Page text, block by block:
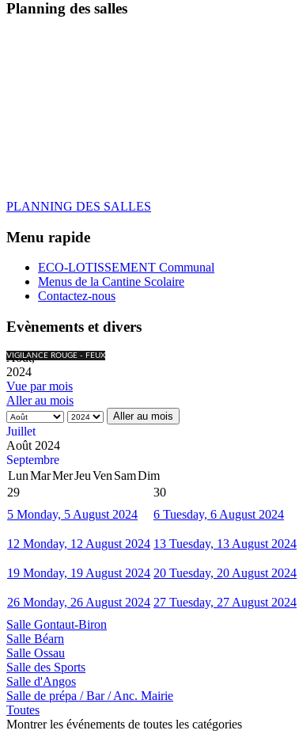
Planning des salles
PLANNING DES SALLES
Menu rapide
ECO-LOTISSEMENT Communal
Menus de la Cantine Scolaire
Contactez-nous
Evènements et divers
VIGILANCE ROUGE - FEUX
Août,
2024
Vue par mois
Aller au mois
Aller au mois
Juillet
Août 2024
Septembre
LunMarMerJeuVen SamDim
29
30
5 Monday, 5 August 2024 6 Tuesday, 6 August 2024
12 Monday, 12 August 2024 13 Tuesday, 13 August 2024
19 Monday, 19 August 2024 20 Tuesday, 20 August 2024
26 Monday, 26 August 2024 27 Tuesday, 27 August 2024
Salle Gontaut-Biron
Salle Béarn
Salle Ossau
Salle des Sports
Salle d'Angos
Salle de prépa / Bar / Anc. Mairie
Toutes
Montrer les événements de toutes les catégories